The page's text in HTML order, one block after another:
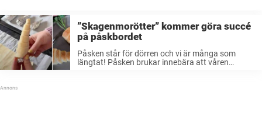
”Skagenmorötter” kommer göra succé
på påskbordet
Påsken står för dörren och vi är många som
längtat! Påsken brukar innebära att våren